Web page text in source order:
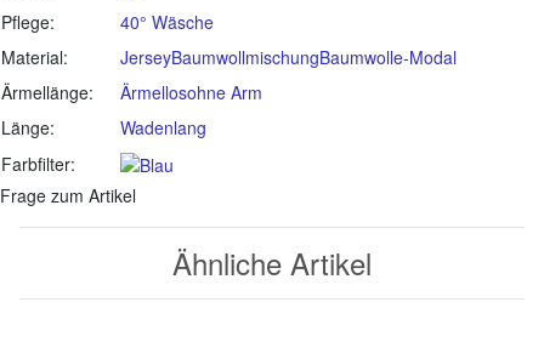
Pflege:
40° Wäsche
Material:
JerseyBaumwollmischungBaumwolle-Modal
Ärmellänge:
Ärmellosohne Arm
Länge:
Wadenlang
Farbfilter:
Frage zum Artikel
Ähnliche Artikel